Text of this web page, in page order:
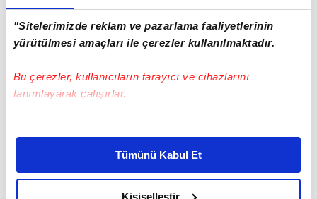
"Sitelerimizde reklam ve pazarlama faaliyetlerinin
yürütülmesi amaçları ile çerezler kullanılmaktadır.
Bu çerezler, kullanıcıların tarayıcı ve cihazlarını
tanımlayarak çalışırlar.
Bu çerezlere izin vermeniz halinde sizlere özel
daha iyi reklam deneyimi yaşatabiliriz. Bunu yaparken
amacımızın size daha iyi bir reklam deneyimi sunmak
olduğunu ve sizlere en iyi içerikleri sunabilmek adına
Tümünü Kabul Et
Kişiselleştir